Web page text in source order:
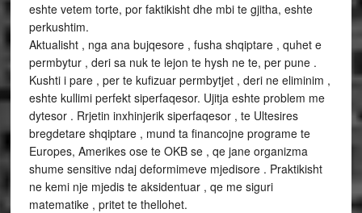
eshte vetem torte, por faktikisht dhe mbi te gjitha, eshte
perkushtim.
Aktualisht , nga ana bujqesore , fusha shqiptare , quhet e
permbytur , deri sa nuk te lejon te hysh ne te, per pune .
Kushti i pare , per te kufizuar permbytjet , deri ne eliminim ,
eshte kullimi perfekt siperfaqesor. Ujitja eshte problem me
dytesor . Rrjetin inxhinjerik siperfaqesor , te Ultesires
bregdetare shqiptare , mund ta financojne programe te
Europes, Amerikes ose te OKB se , qe jane organizma
shume sensitive ndaj deformimeve mjedisore . Praktikisht
ne kemi nje mjedis te aksidentuar , qe me siguri
matematike , pritet te thellohet.